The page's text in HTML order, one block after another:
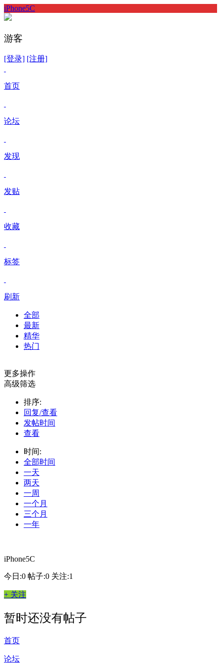
iPhone5C
游客
[登录] [注册]
首页
论坛
发现
发贴
收藏
标签
刷新
全部
最新
精华
热门
更多操作
高级筛选
排序:
回复/查看
发帖时间
查看
时间:
全部时间
一天
两天
一周
一个月
三个月
一年
iPhone5C
今日:0 帖子:0 关注:1
+ 关注
暂时还没有帖子
首页
论坛